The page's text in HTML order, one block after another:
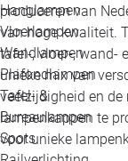
Hanglampen
Vloerlampen
Wandlampen
Plafondlampen
Tafel- &
Bureaulampen
Spots
produceren van
van hoge kwaliteit.
tafel-, vloer-, wand-
unieke mix van
veelzijdigheid en
lampenkappen te
voor unieke